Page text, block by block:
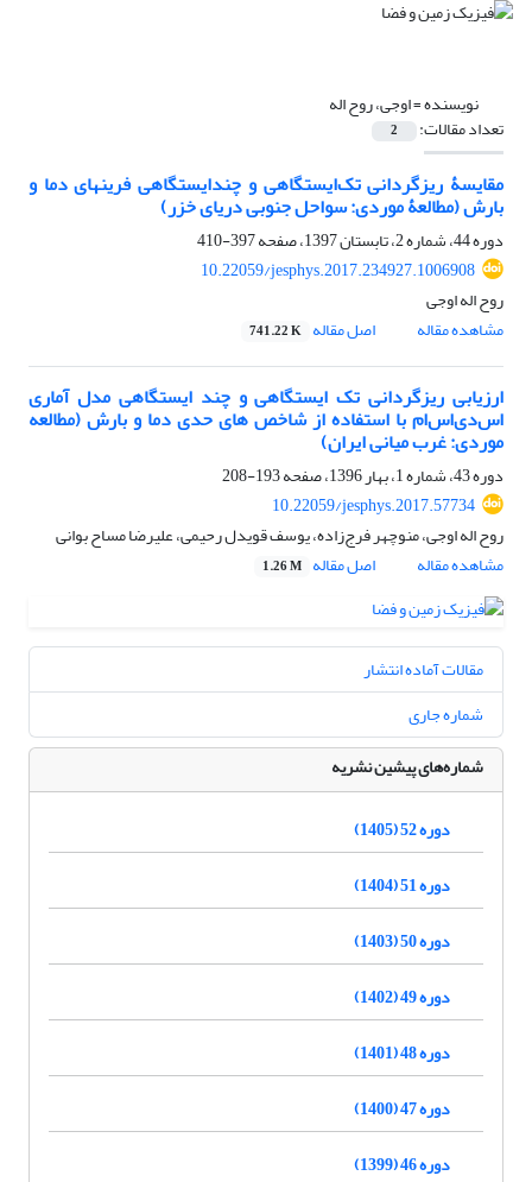
نویسنده =اوجی، روح اله
تعداد مقالات: 2
مقایسۀ ریزگردانی تک‌ایستگاهی و چندایستگاهی فرین‎های دما و
بارش (مطالعۀ موردی: سواحل جنوبی دریای خزر)
دوره 44، شماره 2، تابستان 1397، صفحه
397-410
10.22059/jesphys.2017.234927.1006908
روح اله اوجی
مشاهده مقاله
اصل مقاله 741.22 K
ارزیابی ریزگردانی تک ایستگاهی و چند ایستگاهی مدل آماری
اس‌دی‌اس‌ام با استفاده از شاخص های حدی دما و بارش (مطالعه
موردی: غرب میانی ایران)
دوره 43، شماره 1، بهار 1396، صفحه
193-208
10.22059/jesphys.2017.57734
روح اله اوجی، منوچهر فرج‌زاده، یوسف قویدل رحیمی، علیرضا مساح بوانی
مشاهده مقاله
اصل مقاله 1.26 M
مقالات آماده انتشار
شماره جاری
شماره‌های پیشین نشریه
دوره 52 (1405)
دوره 51 (1404)
دوره 50 (1403)
دوره 49 (1402)
دوره 48 (1401)
دوره 47 (1400)
دوره 46 (1399)